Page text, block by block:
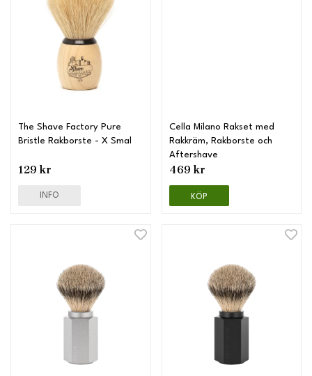
The Shave Factory Pure
Bristle Rakborste - X Smal
129 kr
INFO
Cella Milano Rakset med
Rakkräm, Rakborste och
Aftershave
469 kr
KÖP